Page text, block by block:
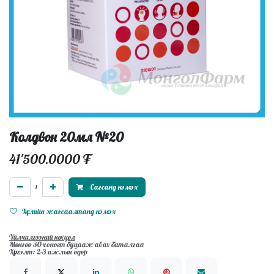
Колдвон 20мл №20
41'500.0000₮
Сагсанд нэмэх
Хүслийн жагсаалтанд нэмэх
Үйлчилгээний нөхцөл
Мөнгөө 30-хоногт буцааж авах баталгаа
Хүргэлт: 2-3 ажлын өдөр